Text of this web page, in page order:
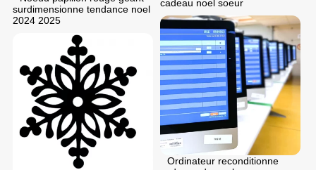
cadeau noel soeur
surdimensionne tendance noel
2024 2025
Ordinateur reconditionne